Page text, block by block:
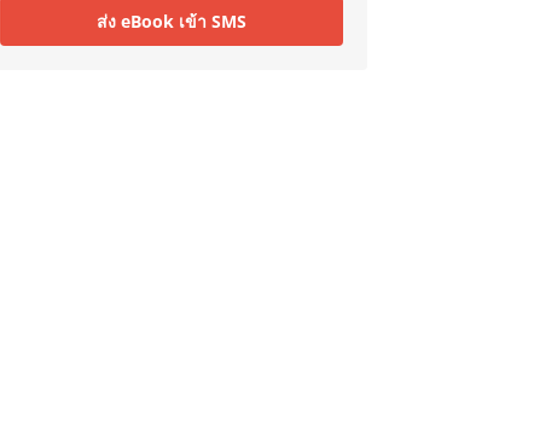
ส่ง eBook เข้า SMS